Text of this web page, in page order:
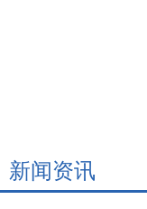
新闻资讯